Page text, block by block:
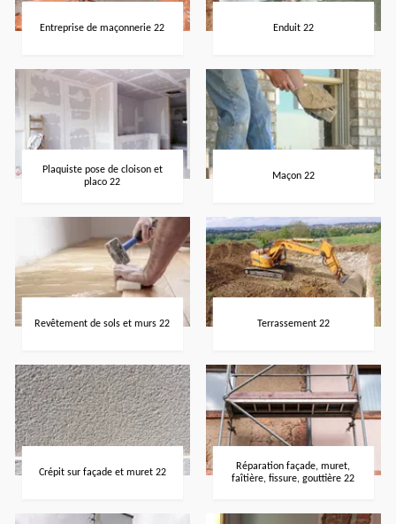
Entreprise de maçonnerie 22 Enduit 22
Plaquiste pose de cloison et
placo 22
Maçon 22
Revêtement de sols et murs 22 Terrassement 22
Crépit sur façade et muret 22
Réparation façade, muret,
faîtière, fissure, gouttière 22